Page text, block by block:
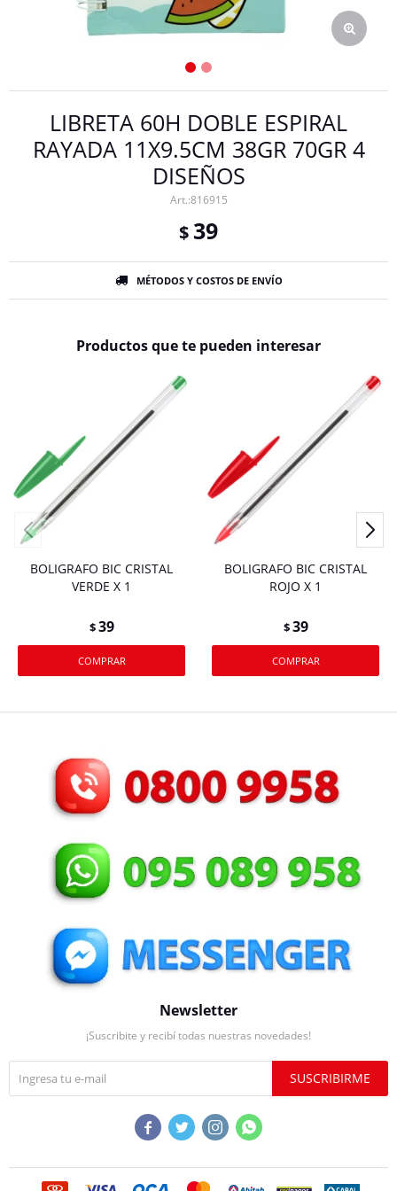
LIBRETA 60H DOBLE ESPIRAL
RAYADA 11X9.5CM 38GR 70GR 4
DISEÑOS
816915
$ 39
MÉTODOS Y COSTOS DE ENVÍO
Productos que te pueden interesar
BOLIGRAFO BIC CRISTAL
VERDE X 1
$39
BOLIGRAFO BIC CRISTAL
ROJO X 1
$39
Newsletter
¡Suscribite y recibí todas nuestras novedades!
SUSCRIBIRME
   